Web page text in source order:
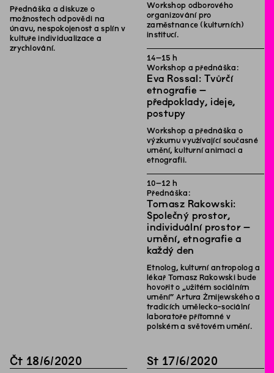
Přednáška a diskuze o
možnostech odpovědi na
únavu, nespokojenost a splín v
kultuře individualizace a
zrychlování.
Workshop odborového
organizování pro
zaměstnance (kulturních)
institucí.
14–15 h
Workshop a přednáška:
Eva Rossal: Tvůrčí
etnografie –
předpoklady, ideje,
postupy
Workshop a přednáška o
výzkumu využívající současné
umění, kulturní animaci a
etnografii.
10–12 h
Přednáška:
Tomasz Rakowski:
Společný prostor,
individuální prostor –
umění, etnografie a
každý den
Etnolog, kulturní antropolog a
lékař Tomasz Rakowski bude
hovořit o „užitém sociálním
umění“ Artura Żmijewského a
tradicích umělecko-sociální
laboratoře přítomné v
polském a světovém umění.
Čt 18/6/2020 St 17/6/2020